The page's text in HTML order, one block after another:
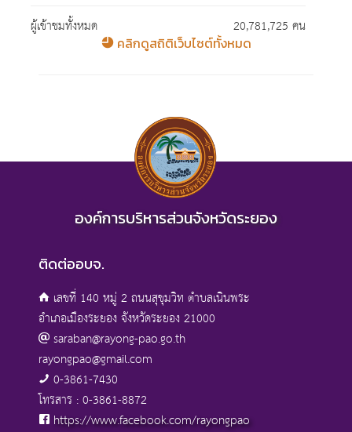
ผู้เข้าชมทั้งหมด
20,781,725 คน
คลิกดูสถิติเว็บไซต์ทั้งหมด
องค์การบริหารส่วนจังหวัดระยอง
ติดต่ออบจ.
เลขที่ 140 หมู่ 2 ถนนสุขุมวิท ตำบลเนินพระ
อำเภอเมืองระยอง จังหวัดระยอง 21000
saraban@rayong-pao.go.th
rayongpao@gmail.com
0-3861-7430
โทรสาร : 0-3861-8872
https://www.facebook.com/rayongpao